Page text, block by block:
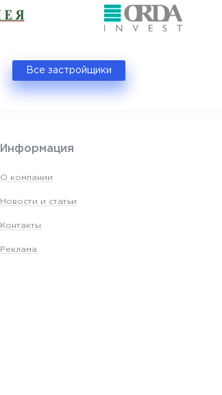
Все застройщики
Информация
О компании
Новости и статьи
Контакты
Реклама